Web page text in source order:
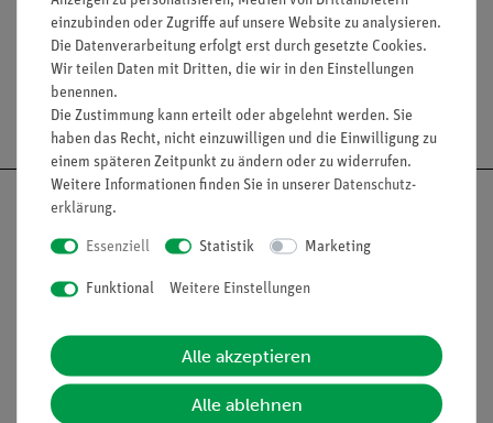
Media / Downloads
Versandkostenfrei ab 300,- €
Informationen Service
einzubinden oder Zugriffe auf unsere Website zu analysieren.
Die Datenverarbeitung erfolgt erst durch gesetzte Cookies.
Wir teilen Daten mit Dritten, die wir in den Einstellungen
benennen.
Die Zustimmung kann erteilt oder abgelehnt werden. Sie
haben das Recht, nicht einzuwilligen und die Einwilligung zu
einem späteren Zeitpunkt zu ändern oder zu widerrufen.
Weitere Informationen finden Sie in unserer Daten­schutz­
erklärung.
Essenziell Statistik Marketing
Funktional Weitere Einstellungen
Alle akzeptieren
Alle ablehnen